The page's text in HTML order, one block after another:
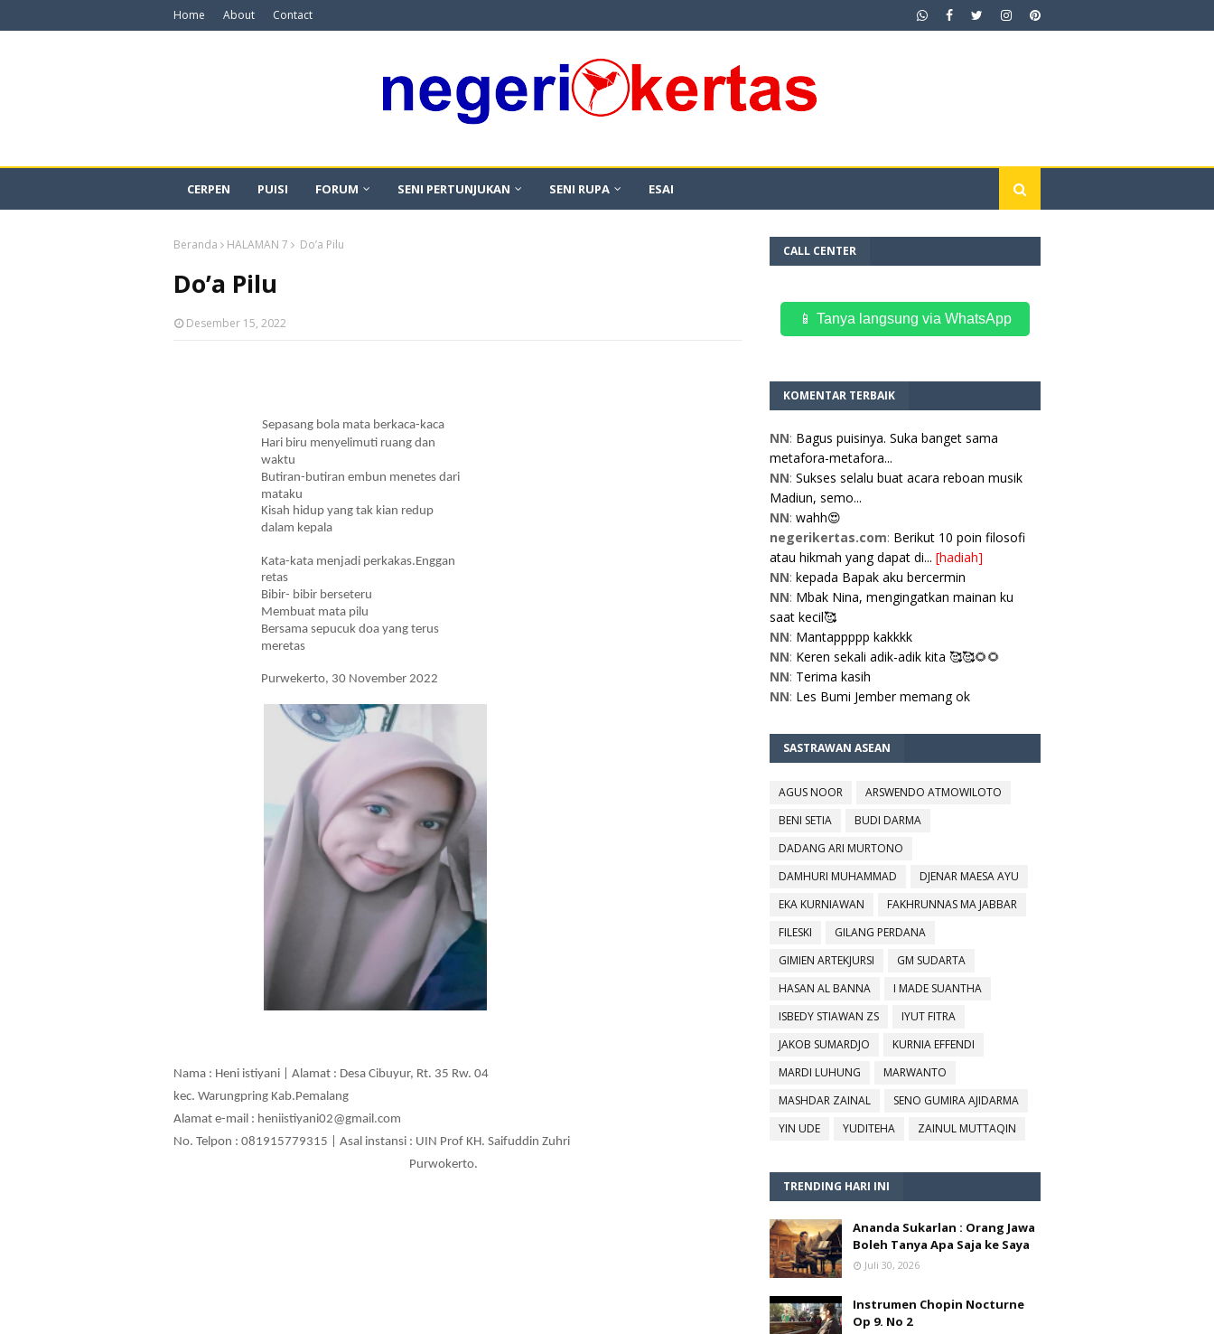
Home About Contact
CERPEN PUISI FORUM SENI PERTUNJUKAN SENI RUPA ESAI
Beranda HALAMAN 7 Do’a Pilu
Do’a Pilu
Desember 15, 2022
Sepasang bola mata berkaca-kaca
Hari biru menyelimuti ruang dan
waktu
Butiran-butiran embun menetes dari
mataku
Kisah hidup yang tak kian redup
dalam kepala
Kata-kata menjadi perkakas.Enggan
retas
Bibir- bibir berseteru
Membuat mata pilu
Bersama sepucuk doa yang terus
meretas
Purwekerto, 30 November 2022
Nama : Heni istiyani | Alamat : Desa Cibuyur, Rt. 35 Rw. 04
kec. Warungpring Kab.Pemalang
Alamat e-mail : heniistiyani02@gmail.com
No. Telpon : 081915779315 | Asal instansi : UIN Prof KH. Saifuddin Zuhri
Purwokerto.
CALL CENTER
📱 Tanya langsung via WhatsApp
KOMENTAR TERBAIK
NN: Bagus puisinya. Suka banget sama
metafora-metafora...
NN: Sukses selalu buat acara reboan musik
Madiun, semo...
NN: wahh😍
negerikertas.com: Berikut 10 poin filosofi
atau hikmah yang dapat di... [hadiah]
NN: kepada Bapak aku bercermin
NN: Mbak Nina, mengingatkan mainan ku
saat kecil🥰
NN: Mantappppp kakkkk
NN: Keren sekali adik-adik kita 🥰🥰🌻🌻
NN: Terima kasih
NN: Les Bumi Jember memang ok
SASTRAWAN ASEAN
AGUS NOOR
ARSWENDO ATMOWILOTO
BENI SETIA
BUDI DARMA
DADANG ARI MURTONO
DAMHURI MUHAMMAD
DJENAR MAESA AYU
EKA KURNIAWAN
FAKHRUNNAS MA JABBAR
FILESKI
GILANG PERDANA
GIMIEN ARTEKJURSI
GM SUDARTA
HASAN AL BANNA
I MADE SUANTHA
ISBEDY STIAWAN ZS
IYUT FITRA
JAKOB SUMARDJO
KURNIA EFFENDI
MARDI LUHUNG
MARWANTO
MASHDAR ZAINAL
SENO GUMIRA AJIDARMA
YIN UDE
YUDITEHA ZAINUL MUTTAQIN
TRENDING HARI INI
Ananda Sukarlan : Orang Jawa
Boleh Tanya Apa Saja ke Saya
Juli 30, 2026
Instrumen Chopin Nocturne
Op 9. No 2